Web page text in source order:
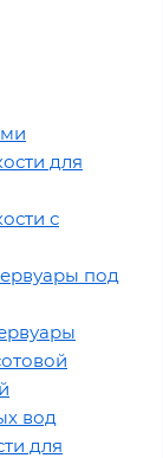
для
с
под
вод
для